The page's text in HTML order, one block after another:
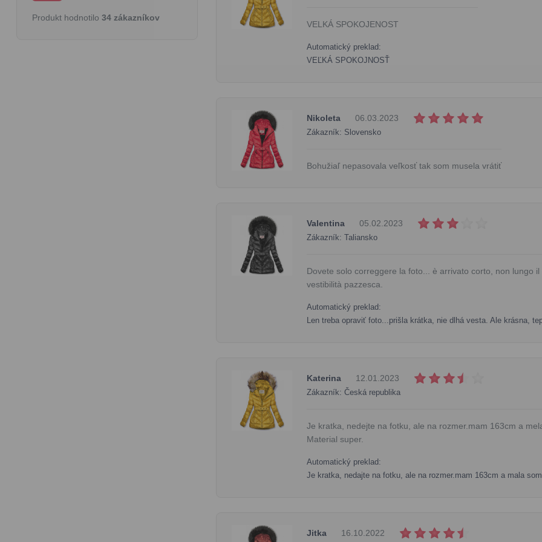
Produkt hodnotilo 34 zákazníkov
VELKÁ SPOKOJENOST
Automatický preklad:
VEĽKÁ SPOKOJNOSŤ
Nikoleta 06.03.2023
Zákazník: Slovensko
Bohužiaľ nepasovala veľkosť tak som musela vrátiť
Valentina 05.02.2023
Zákazník: Taliansko
Dovete solo correggere la foto... è arrivato corto, non lungo
vestibilità pazzesca.
Automatický preklad:
Len treba opraviť foto...prišla krátka, nie dlhá vesta. Ale krásna,
Katerina 12.01.2023
Zákazník: Česká republika
Je kratka, nedejte na fotku, ale na rozmer.mam 163cm a
Material super.
Automatický preklad:
Je kratka, nedajte na fotku, ale na rozmer.mam 163cm a mala
Jitka 16.10.2022